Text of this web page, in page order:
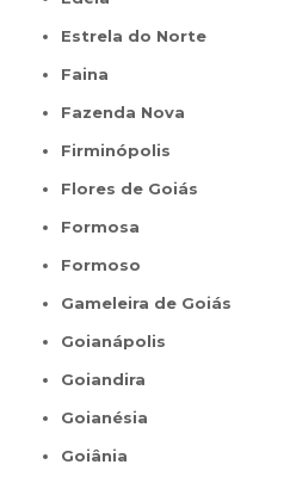
Estrela do Norte
Faina
Fazenda Nova
Firminópolis
Flores de Goiás
Formosa
Formoso
Gameleira de Goiás
Goianápolis
Goiandira
Goianésia
Goiânia